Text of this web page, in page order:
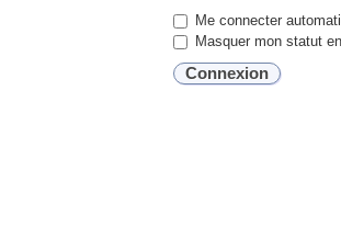
Me connecter
Masquer mon statut